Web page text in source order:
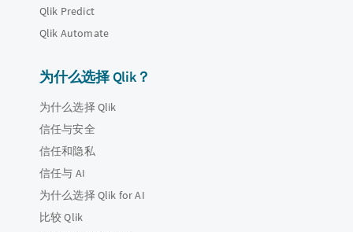
Qlik Predict
Qlik Automate
为什么选择 Qlik？
为什么选择 Qlik
信任与安全
信任和隐私
信任与 AI
为什么选择 Qlik for AI
比较 Qlik